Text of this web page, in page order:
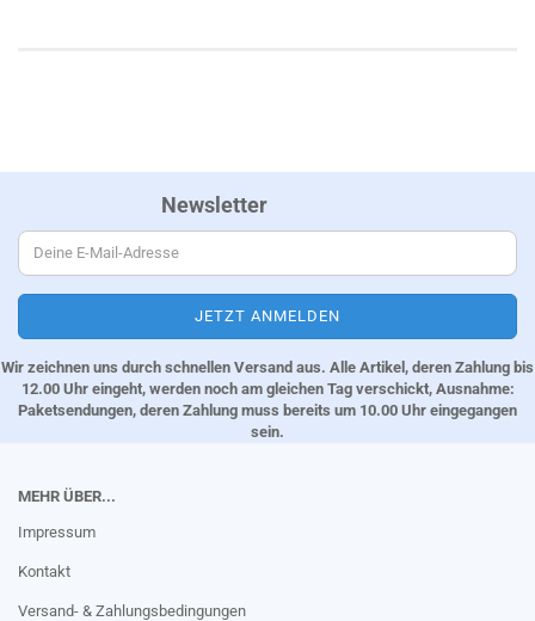
Newsletter
Wir zeichnen uns durch schnellen Versand aus. Alle Artikel, deren Zahlung bis
12.00 Uhr eingeht, werden noch am gleichen Tag verschickt, Ausnahme:
Paketsendungen, deren Zahlung muss bereits um 10.00 Uhr eingegangen
sein.
MEHR ÜBER...
Impressum
Kontakt
Versand- & Zahlungsbedingungen